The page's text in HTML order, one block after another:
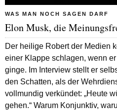
WAS MAN NOCH SAGEN DARF
Elon Musk, die
Der heilige Robert der Medien
einer Klappe schlagen, wenn
ginge. Im Interview stellt er
den Schatten, als der
vollmundig verkündet: „Heute
gehen.“ Warum Konjunktiv,